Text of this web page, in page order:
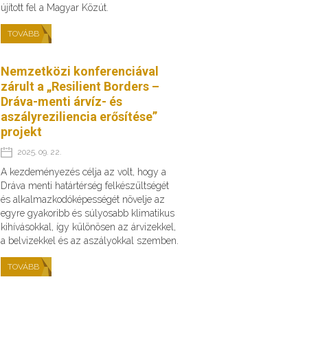
újított fel a Magyar Közút.
TOVÁBB
Nemzetközi konferenciával
zárult a „Resilient Borders –
Dráva-menti árvíz- és
aszályreziliencia erősítése”
projekt
2025. 09. 22.
A kezdeményezés célja az volt, hogy a
Dráva menti határtérség felkészültségét
és alkalmazkodóképességét növelje az
egyre gyakoribb és súlyosabb klimatikus
kihívásokkal, így különösen az árvizekkel,
a belvizekkel és az aszályokkal szemben.
TOVÁBB